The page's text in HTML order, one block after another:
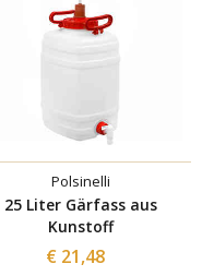
Polsinelli
25 Liter Gärfass aus
Kunstoff
€ 21,48